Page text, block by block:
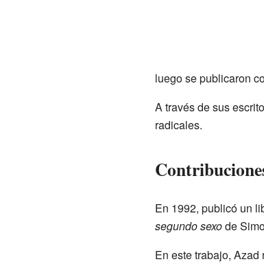
luego se publicaron
A través de sus
radicales.
En 1992, publicó un
segundo sexode
En este trabajo,